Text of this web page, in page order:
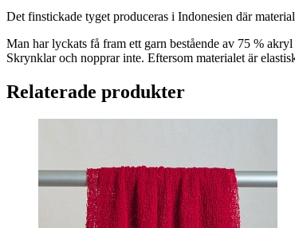
Det finstickade tyget produceras i Indonesien där
Man har lyckats få fram ett garn bestående av 75 %
Skrynklar och nopprar inte. Eftersom materialet är
Relaterade produkter